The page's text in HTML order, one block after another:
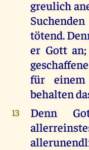
greulich
tötend.
er Gott
für
behalten
13
Denn